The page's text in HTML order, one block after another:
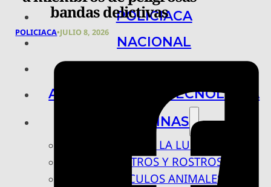
POLICIACA
NACIONAL
ARTE, CIENCIA Y TECNOLOGÍA
COLUMNAS
BAJO LA LUPA
RASTROS Y ROSTROS
VÍNCULOS ANIMALES
bandas delictivas
POLICIACA•JULIO 8, 2026